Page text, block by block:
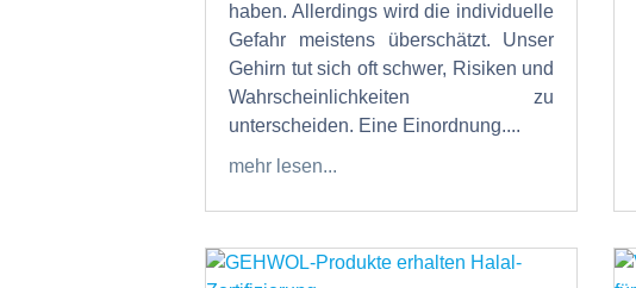
haben. Allerdings wird die individuelle
Gefahr meistens überschätzt. Unser
Gehirn tut sich oft schwer, Risiken und
Wahrscheinlichkeiten zu
unterscheiden. Eine Einordnung....
mehr lesen...